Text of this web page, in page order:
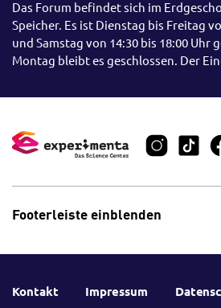
Das Forum befindet sich im
Speicher. Es ist Dienstag bis Freitag
und Samstag von 14:30 bis 18:00 Uhr
Montag bleibt es geschlossen. Der
Footerleiste einblenden
Kontakt Impressum